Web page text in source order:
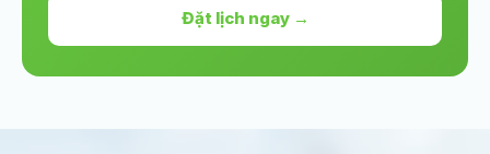
Đặt lịch ngay →